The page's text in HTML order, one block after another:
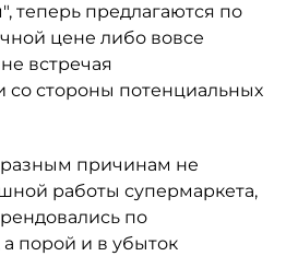
теперь предлагаются по
цене либо вовсе
встречая
со стороны потенциальных
причинам не
работы супермаркета,
по
порой и в убыток